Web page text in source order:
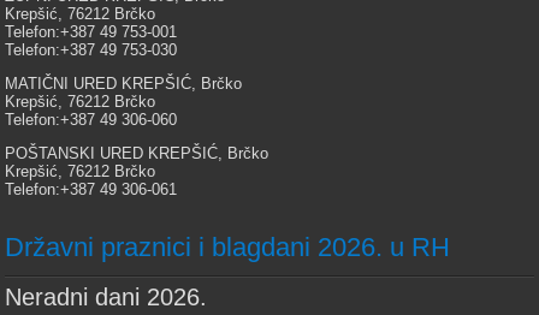
Krepšić, 76212 Brčko
Telefon:+387 49 753-001
Telefon:+387 49 753-030
MATIČNI URED KREPŠIĆ, Brčko
Krepšić, 76212 Brčko
Telefon:+387 49 306-060
POŠTANSKI URED KREPŠIĆ, Brčko
Krepšić, 76212 Brčko
Telefon:+387 49 306-061
Državni praznici i blagdani 2026. u RH
Neradni dani 2026.